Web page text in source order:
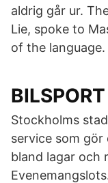
aldrig går ur.
Lie, spoke to
of the language.
Stockholms
service som
bland lagar och